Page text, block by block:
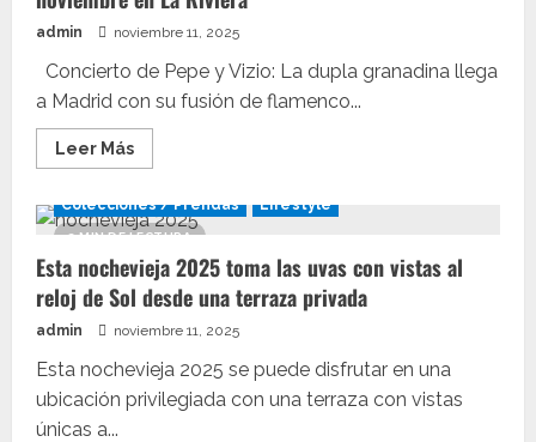
admin noviembre 11, 2025
Concierto de Pepe y Vizio: La dupla granadina llega
a Madrid con su fusión de flamenco...
Leer MásLeer
más
No
te
el
concierto
de
y
el
16
de
noviembre
3 MIN DE LECTURA
Colecciones / Prendas Lifestyle
Esta nochevieja 2025 toma las uvas con vistas al
reloj de Sol desde una terraza privada
admin noviembre 11, 2025
Esta nochevieja 2025 se puede disfrutar en una
ubicación privilegiada con una terraza con vistas
únicas a...